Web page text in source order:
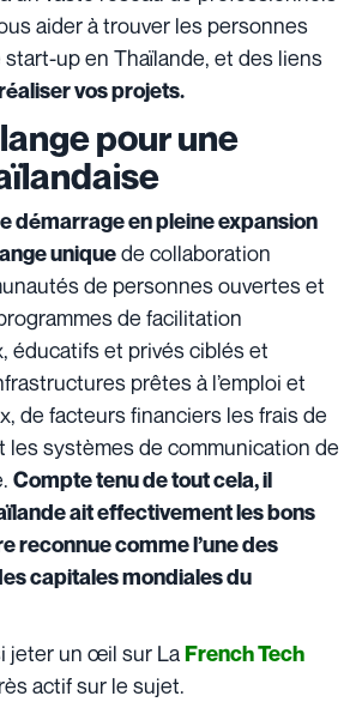
aider à trouver les personnes
up en Thaïlande, et des liens
vos projets.
pour une
démarrage en pleine expansion
uniquede collaboration
de personnes ouvertes et
de facilitation
éducatifs et privés ciblés et
prêtes à l’emploi et
de facteurs financiers les frais de
systèmes de communication de
Compte tenu de tout cela, il
ait effectivement les bons
reconnue comme l’une des
capitales mondiales du
jeter un œil sur LaFrench Tech
actif sur le sujet.